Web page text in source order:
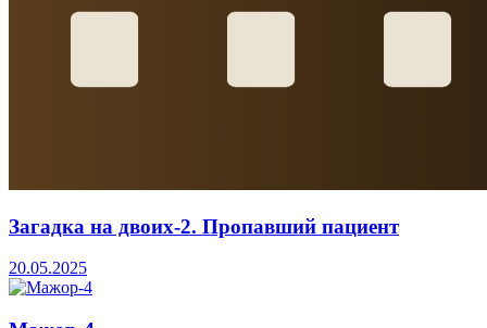
Загадка на двоих-2. Пропавший пациент
20.05.2025